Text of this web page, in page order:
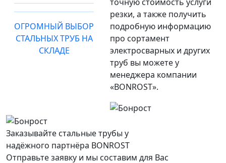
ОГРОМНЫЙ ВЫБОР
СТАЛЬНЫХ ТРУБ НА
СКЛАДЕ
точную стоимость услуги
резки, а также получить
подробную информацию
про сортамент
электросварных и других
труб вы можете у
менеджера компании
«BONROST».
Заказывайте стальные трубы у
надёжного партнёра BONROST
Отправьте заявку и мы составим для Вас